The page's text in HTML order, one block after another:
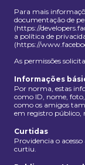
Para mais
documentação de
(https://
a política de
(https://
As permissões
Informações
Por norma, estas
como ID, nome, foto,
como os amigos
em registro público,
Curtidas
Providencia o
curtiu.